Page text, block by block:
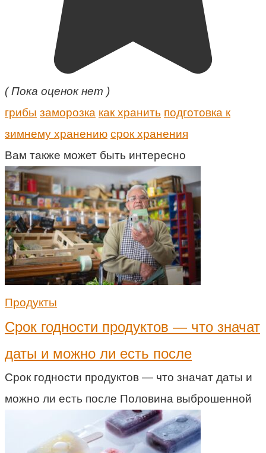
( Пока оценок нет )
грибы заморозка как хранить подготовка к
зимнему хранению срок хранения
Вам также может быть интересно
Продукты
Срок годности продуктов — что значат
даты и можно ли есть после
Срок годности продуктов — что значат даты и
можно ли есть после Половина выброшенной